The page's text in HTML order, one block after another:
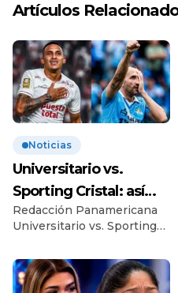
Artículos
Noticias
Universitario vs.
Sporting Cristal: así
llegan al esperado
duelo
Redacción Panamericana
Universitario vs. Sporting
cuarta jornada del Torneo
Clausura 2026, en un
partido clave para ambos.